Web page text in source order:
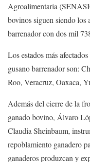
Agroalimentaria
bovinos siguen siendo los
barrenador con dos mil
Los estados más
gusano barrenador son:
Roo, Veracruz, Oaxaca,
Además del cierre de la
ganado bovino, Álvaro
Claudia Sheinbaum,
repoblamiento ganadero
ganaderos produzcan y